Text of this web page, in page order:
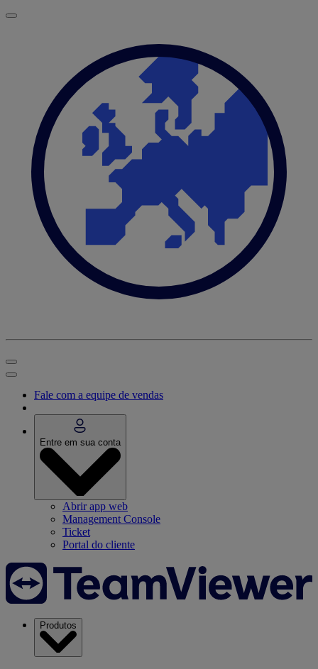
Fale com a equipe de vendas
Entre em sua conta
Abrir app web
Management Console
Ticket
Portal do cliente
Produtos